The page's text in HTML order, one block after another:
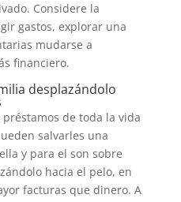
Considere la
gastos, explorar una
mudarse a
financiero.
desplazándolo
de toda la vida
salvarles una
y para el son sobre
hacia el pelo, en
facturas que dinero. A